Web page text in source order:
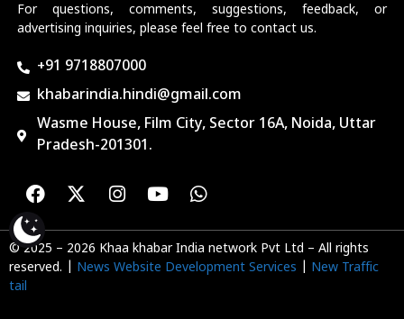
For questions, comments, suggestions, feedback, or
advertising inquiries, please feel free to contact us.
+91 9718807000
khabarindia.hindi@gmail.com
Wasme House, Film City, Sector 16A, Noida, Uttar
Pradesh-201301.
© 2025 – 2026 Khaa khabar India network Pvt Ltd – All rights
reserved. | News Website Development Services
New Traffic
tail